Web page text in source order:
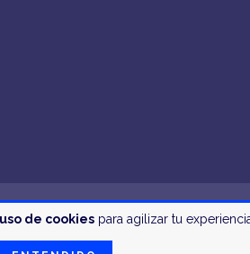
de cookies para agilizar tu
- 2026. Todos los derechos reservados.